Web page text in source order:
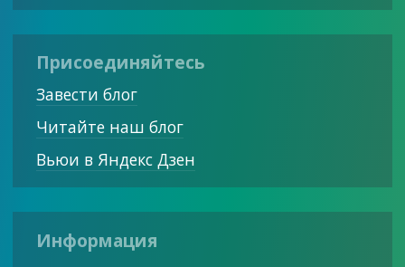
Присоединяйтесь
Завести блог
Читайте наш блог
Вьюи в Яндекс Дзен
Информация